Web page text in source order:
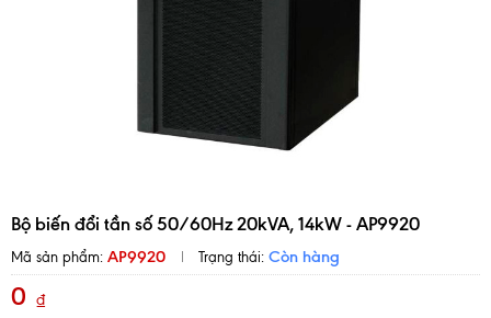
Bộ biến đổi tần số 50/60Hz 20kVA, 14kW - AP9920
Mã sản phẩm: AP9920 Trạng thái: Còn hàng
0 ₫